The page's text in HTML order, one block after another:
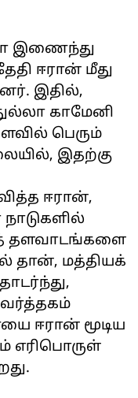
இணைந்து
ஈரான் மீது
இதில்,
காமேனி
பெரும்
இதற்கு
ஈரான்,
தளவாடங்களை
தான், மத்தியக்
வர்த்தகம்
ஈரான் மூடிய
எரிபொருள்